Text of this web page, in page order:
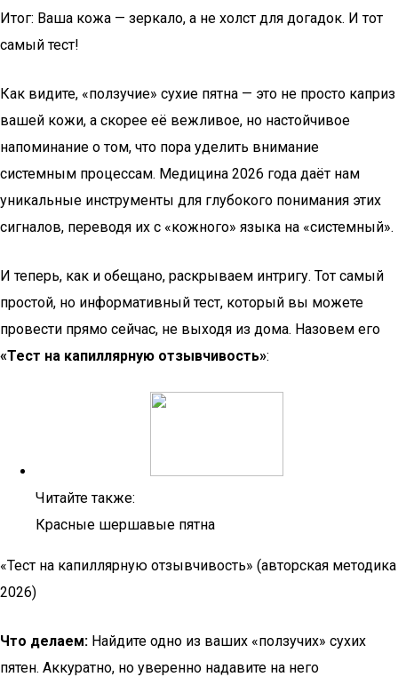
Итог: Ваша кожа — зеркало, а не холст для догадок. И тот
самый тест!
Как видите, «ползучие» сухие пятна — это не просто каприз
вашей кожи, а скорее её вежливое, но настойчивое
напоминание о том, что пора уделить внимание
системным процессам. Медицина 2026 года даёт нам
уникальные инструменты для глубокого понимания этих
сигналов, переводя их с «кожного» языка на «системный».
И теперь, как и обещано, раскрываем интригу. Тот самый
простой, но информативный тест, который вы можете
провести прямо сейчас, не выходя из дома. Назовем его
«Тест на капиллярную отзывчивость»:
Читайте также:
Красные шершавые пятна
«Тест на капиллярную отзывчивость» (авторская методика
2026)
Что делаем: Найдите одно из ваших «ползучих» сухих
пятен. Аккуратно, но уверенно надавите на него